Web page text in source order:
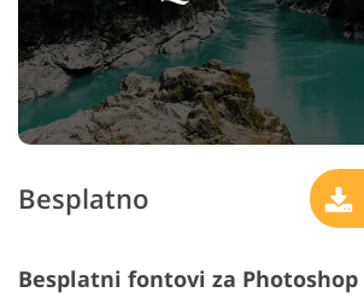
Besplatno
Besplatni fontovi za